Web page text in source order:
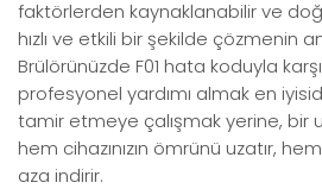
faktörlerden kaynaklanabilir ve
hızlı ve etkili bir şekilde çözmenin
Brülörünüzde F01 hata koduyla
profesyonel yardımı almak en
tamir etmeye çalışmak yerine, bir
hem cihazınızın ömrünü uzatır,
aza indirir.